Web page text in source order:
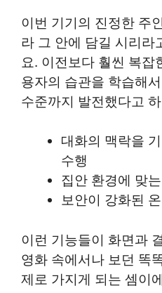
이번 기기의 진정한 주
라 그 안에 담길 시리라
요. 이전보다 훨씬 복잡
용자의 습관을 학습해
수준까지 발전했다고
대화의 맥락을
수행
집안 환경에 맞
보안이 강화된
이런 기능들이 화면과
영화 속에서나 보던 똑
제로 가지게 되는 셈이